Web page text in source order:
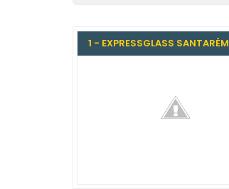
1 - EXPRESSGLASS SANTARÉM